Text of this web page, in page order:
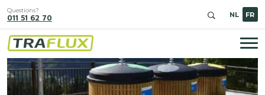
au
contenu
principal
Questions?
011 51 62 70 NL FR